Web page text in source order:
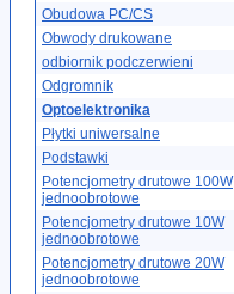
Obudowa PC/CS
Obwody drukowane
odbiornik podczerwieni
Odgromnik
Optoelektronika
Płytki uniwersalne
Podstawki
Potencjometry drutowe 100W
jednoobrotowe
Potencjometry drutowe 10W
jednoobrotowe
Potencjometry drutowe 20W
jednoobrotowe